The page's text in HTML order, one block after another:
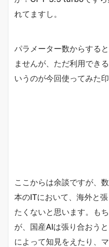
れてますし。
パラメーター数からする
ませんが、ただ利用でき
いうのが今回使ってみた印
ここからは余談ですが、
本のITにおいて、海外と
たくないと思います。も
が、国産AIは張り合おう
によって知見をえたり、